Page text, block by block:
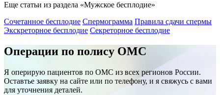
Еще статьи из раздела «Мужское бесплодие»
Сочетанное бесплодие Спермограмма Правила сдачи спермы
Экскреторное бесплодие Секреторное бесплодие
Операции по полису ОМС
Я оперирую пациентов по ОМС из всех регионов России.
Оставтье заявку на сайте или по телефону, и я свяжусь с вами
для уточнения деталей.